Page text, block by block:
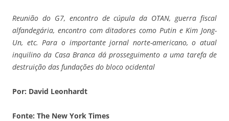
Reunião do G7, encontro de cúpula da OTAN, guerra fiscal
alfandegária, encontro com ditadores como Putin e Kim Jong-
Un, etc. Para o importante jornal norte-americano, o atual
inquilino da Casa Branca dá prosseguimento a uma tarefa de
destruição das fundações do bloco ocidental
Por: David Leonhardt
Fonte: The New York Times